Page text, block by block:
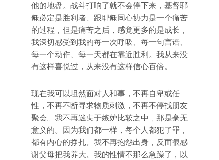
他的地盘。战斗打响了就不会停下来，基督耶
稣必定是胜利者。跟耶稣同心协力是一个痛苦
的过程，但是痛苦之后，感觉更多的是成长，
我深切感受到我的每一次呼吸、每一句言语、
每一个动作、每一天都在靠近胜利。我从来没
有这样喜悦过，从来没有这样信心百倍。
现在我可以坦然面对人和事，不再自卑或任
性，不再不断寻求物质刺激，不再不停找朋友
聚会。我不再迷失于嫉妒比较之中，那是毫无
意义的。因为我们都一样，每个人都犯了罪，
都有内心的挣扎。我不再抱怨出身，反而很感
谢父母把我养大。我的性情不那么急躁了，以